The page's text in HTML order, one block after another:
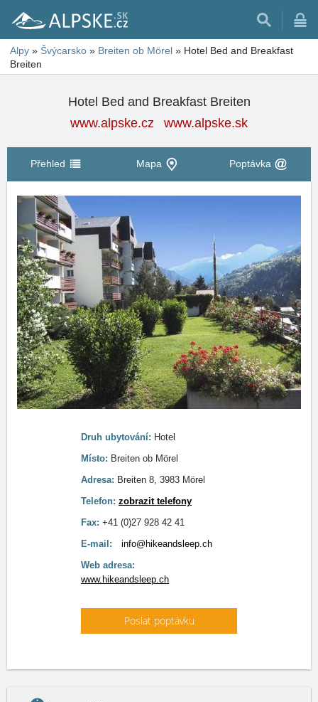
Alpy » Švýcarsko » Breiten ob Mörel » Hotel Bed and Breakfast
Breiten
Hotel Bed and Breakfast Breiten
www.alpske.cz
www.alpske.sk
Přehled Mapa Poptávka
Druh ubytování: Hotel
Místo: Breiten ob Mörel
Adresa: Breiten 8, 3983 Mörel
Telefon: zobrazit telefony
Fax: +41 (0)27 928 42 41
E-mail:
info@hikeandsleep.ch
Web adresa:
www.hikeandsleep.ch
Poslat poptávku